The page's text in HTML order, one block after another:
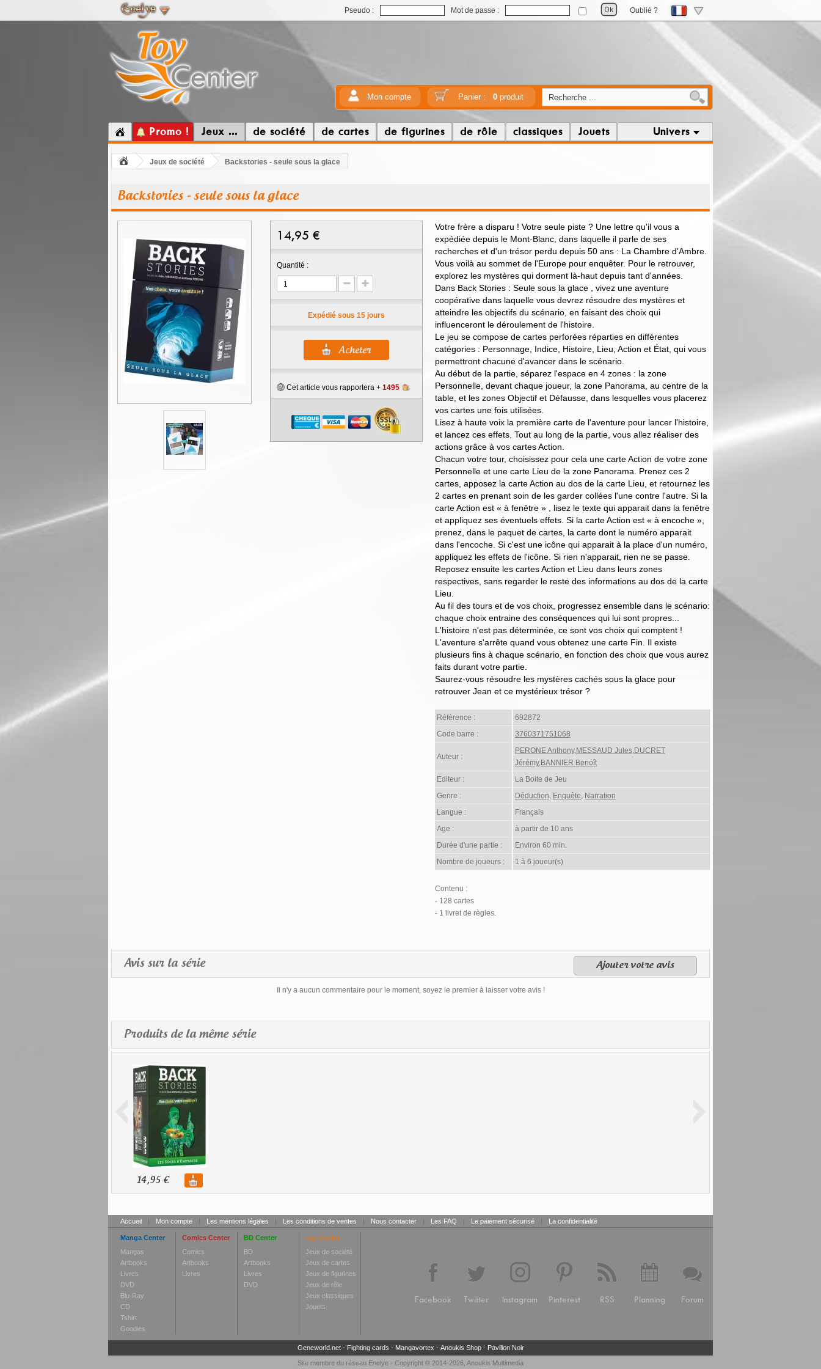
Pseudo : Mot de passe : Oublié ?
Mon compte Panier : 0produit
Promo ! Jeux ... de société de cartes de figurines de rôle classiques Jouets Univers
Jeux de société Backstories - seule sous la glace
Backstories - seule sous la glace
14,95 €
Quantité :
Expédié sous 15 jours
Cet article vous rapportera + 1495
Votre frère a disparu ! Votre seule piste ? Une lettre qu'il vous a
expédiée depuis le Mont-Blanc, dans laquelle il parle de ses
recherches et d'un trésor perdu depuis 50 ans : La Chambre d'Ambre.
Vous voilà au sommet de l'Europe pour enquêter. Pour le retrouver,
explorez les mystères qui dorment là-haut depuis tant d'années.
Dans Back Stories : Seule sous la glace , vivez une aventure
coopérative dans laquelle vous devrez résoudre des mystères et
atteindre les objectifs du scénario, en faisant des choix qui
influenceront le déroulement de l'histoire.
Le jeu se compose de cartes perforées réparties en différentes
catégories : Personnage, Indice, Histoire, Lieu, Action et État, qui vous
permettront chacune d'avancer dans le scénario.
Au début de la partie, séparez l'espace en 4 zones : la zone
Personnelle, devant chaque joueur, la zone Panorama, au centre de la
table, et les zones Objectif et Défausse, dans lesquelles vous placerez
vos cartes une fois utilisées.
Lisez à haute voix la première carte de l'aventure pour lancer l'histoire,
et lancez ces effets. Tout au long de la partie, vous allez réaliser des
actions grâce à vos cartes Action.
Chacun votre tour, choisissez pour cela une carte Action de votre zone
Personnelle et une carte Lieu de la zone Panorama. Prenez ces 2
cartes, apposez la carte Action au dos de la carte Lieu, et retournez les
2 cartes en prenant soin de les garder collées l'une contre l'autre. Si la
carte Action est « à fenêtre » , lisez le texte qui apparait dans la fenêtre
et appliquez ses éventuels effets. Si la carte Action est « à encoche »,
prenez, dans le paquet de cartes, la carte dont le numéro apparait
dans l'encoche. Si c'est une icône qui apparait à la place d'un numéro,
appliquez les effets de l'icône. Si rien n'apparait, rien ne se passe.
Reposez ensuite les cartes Action et Lieu dans leurs zones
respectives, sans regarder le reste des informations au dos de la carte
Lieu.
Au fil des tours et de vos choix, progressez ensemble dans le scénario:
chaque choix entraine des conséquences qui lui sont propres...
L'histoire n'est pas déterminée, ce sont vos choix qui comptent !
L'aventure s'arrête quand vous obtenez une carte Fin. Il existe
plusieurs fins à chaque scénario, en fonction des choix que vous aurez
faits durant votre partie.
Saurez-vous résoudre les mystères cachés sous la glace pour
retrouver Jean et ce mystérieux trésor ?
Référence :
692872
Code barre :
3760371751068
Auteur :
PERONE Anthony,MESSAUD Jules,DUCRET
Jérémy,BANNIER Benoît
Editeur :
La Boite de Jeu
Genre :
Déduction, Enquête, Narration
Langue :
Français
Age :
à partir de 10 ans
Durée d'une partie :
Environ 60 min.
Nombre de joueurs :
1 à 6 joueur(s)
Contenu :
- 128 cartes
- 1 livret de règles.
Avis sur la série Ajouter votre avis
Il n'y a aucun commentaire pour le moment, soyez le premier à laisser votre avis !
Produits de la même série
14,95 €
Accueil | Mon compte | Les mentions légales | Les conditions de ventes | Nous contacter | Les FAQ | Le paiement sécurisé | La confidentialité
Manga Center
Mangas
Artbooks
Livres
DVD
Blu-Ray
CD
Tshirt
Goodies
Comics Center
Comics
Artbooks
Livres
BD Center
BD
Artbooks
Livres
DVD
Toy Center
Jeux de société
Jeux de cartes
Jeux de figurines
Jeux de rôle
Jeux classiques
Jouets
Facebook Twitter Instagram Pinterest RSS Planning Forum
Geneworld.net- Fighting cards - Mangavortex - Anoukis Shop- Pavillon Noir
Site membre du réseau Enelye - Copyright © 2014-2026, Anoukis Multimedia